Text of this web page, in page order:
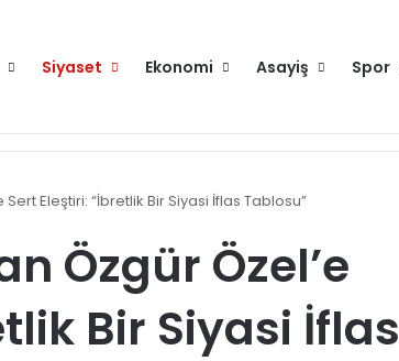
Siyaset Ekonomi Asayiş Spor
Sert Eleştiri: “İbretlik Bir Siyasi İflas Tablosu”
Özgür Özel’e
Bir Siyasi İflas